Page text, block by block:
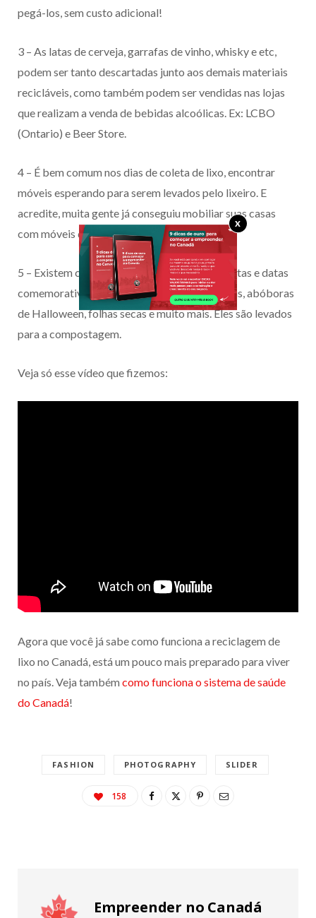
pegá-los, sem custo adicional!
3 – As latas de cerveja, garrafas de vinho, whisky e etc,
podem ser tanto descartadas junto aos demais materiais
recicláveis, como também podem ser vendidas nas lojas
que realizam a venda de bebidas alcoólicas. Ex: LCBO
(Ontario) e Beer Store.
4 – É bem comum nos dias de coleta de lixo, encontrar
móveis esperando para serem levados pelo lixeiro. E
acredite, muita gente já conseguiu mobiliar suas casas
com móveis deixados na frente da casa.
5 – Existem coletas especiais para itens de festas e datas
comemorativas como árvores de natal naturais, abóboras
de Halloween, folhas secas e muito mais. Eles são levados
para a compostagem.
Veja só esse vídeo que fizemos:
Agora que você já sabe como funciona a reciclagem de
lixo no Canadá, está um pouco mais preparado para viver
no país. Veja também como funciona o sistema de saúde
do Canadá!
FASHION PHOTOGRAPHY SLIDER
158
Empreender no Canadá
X